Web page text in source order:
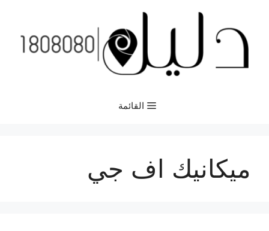
المحتوى
القائمة
ميكانيك اف جي